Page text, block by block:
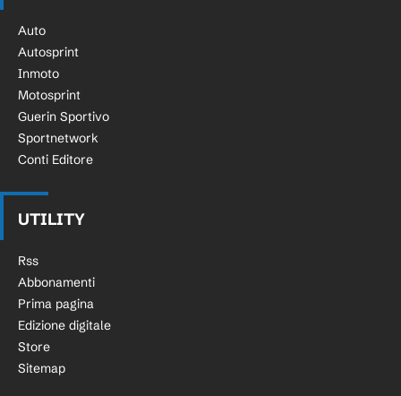
Auto
Autosprint
Inmoto
Motosprint
Guerin Sportivo
Sportnetwork
Conti Editore
UTILITY
Rss
Abbonamenti
Prima pagina
Edizione digitale
Store
Sitemap